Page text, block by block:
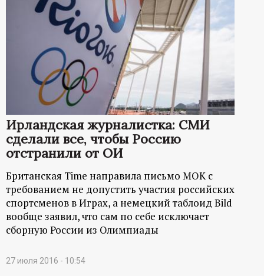
Ирландская журналистка: СМИ
сделали все, чтобы Россию
отстранили от ОИ
Британская Time направила письмо МОК с
требованием не допустить участия российских
спортсменов в Играх, а немецкий таблоид Bild
вообще заявил, что сам по себе исключает
сборную России из Олимпиады
27 июля 2016 - 10:54